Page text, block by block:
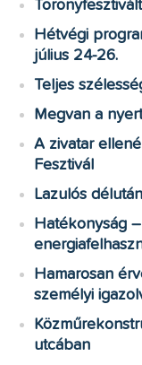
Hétvégi
július 24-26.
Teljes
Megvan a
A zivatar
Fesztivál
Lazulós
Hatékonyság
Hamarosan
személyi
utcában